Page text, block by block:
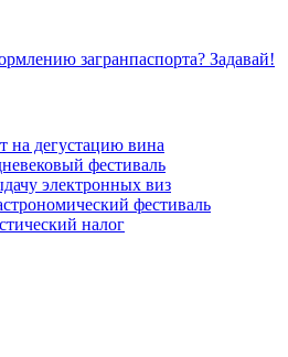
загранпаспорта? Задавай!
на дегустацию вина
фестиваль
электронных виз
фестиваль
налог